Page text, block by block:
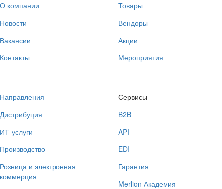
О компании
Новости
Вакансии
Контакты
Товары
Вендоры
Акции
Мероприятия
Направления
Дистрибуция
ИТ-услуги
Производство
Розница и электронная
коммерция
Сервисы
B2B
API
EDI
Гарантия
Merlion Академия